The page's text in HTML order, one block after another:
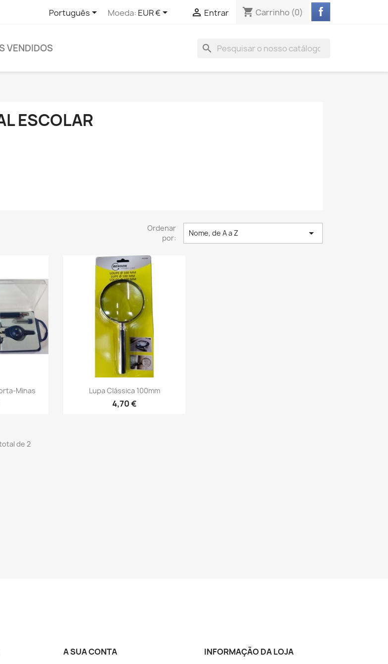
Português Moeda: EUR €  Entrar shopping_cart Carrinho (0)
VENDIDOS search
ESCOLAR
Ordenar
por:
Nome, de A a Z 
Minas Lupa Clássica 100mm
4,70 €
Vista rápida
de 2
A SUA CONTA INFORMAÇÃO DA LOJA